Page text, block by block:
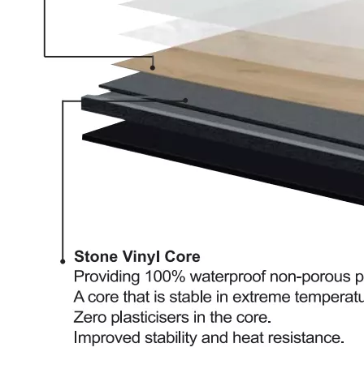
L2663 LVT Полы